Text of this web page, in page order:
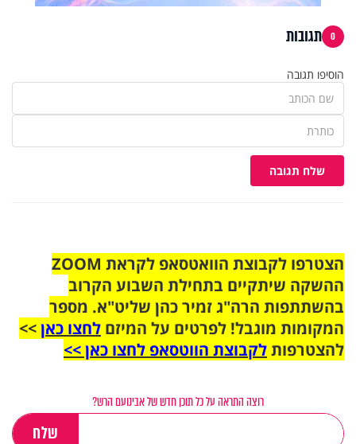
0 תגובות
הוסיפו תגובה
שלח תגובה
הצטרפו לקבוצת הוואטסאפ לקראת ZOOM
ההשקה שיתקיים בתחילת השבוע הקרוב
בהשתתפות הרה"ג זמיר כהן שליט"א. מספר
המקומות מוגבל! לפרטים על המיזם לחצו כאן>>
להצטרפותלקבוצת הווטסאפ לחצו כאן >>
רוצה התראה על כל תוכן חדש של אבינועם הרש?